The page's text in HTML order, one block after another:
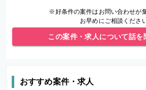
※好条件の案件はお問い合わせが
お早めにご相談くださ
この案件・求人について話を
おすすめ案件・求人